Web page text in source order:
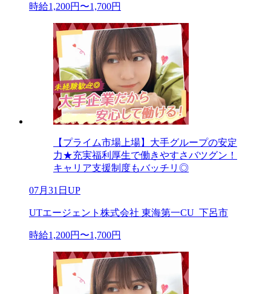
時給1,200円〜1,700円
【プライム市場上場】大手グループの安定
力★充実福利厚生で働きやすさバツグン！
キャリア支援制度もバッチリ◎
07月31日UP
UTエージェント株式会社 東海第一CU_下呂市
時給1,200円〜1,700円